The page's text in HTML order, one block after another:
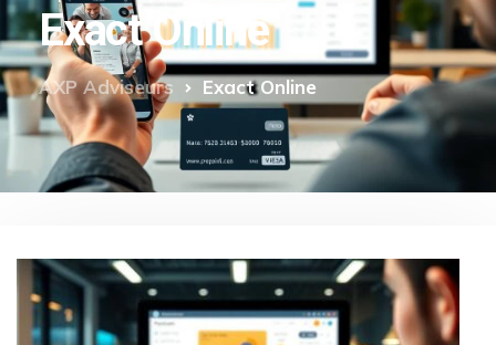
Exact Online
AXP Adviseurs Exact Online